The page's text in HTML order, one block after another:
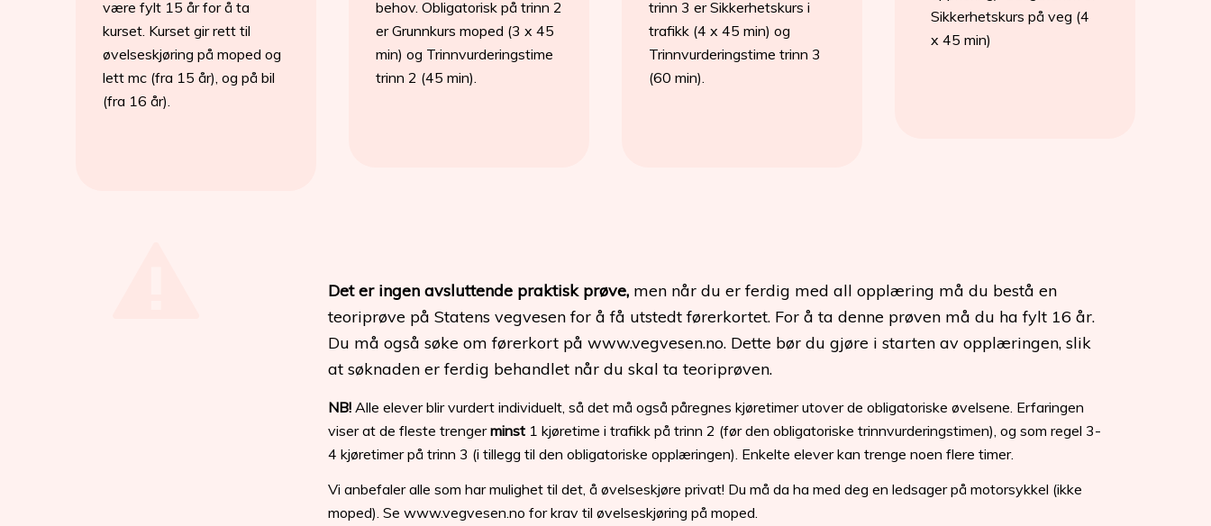
være fylt 15 år for å ta
kurset. Kurset gir rett til
øvelseskjøring på moped og
lett mc (fra 15 år), og på bil
(fra 16 år).
behov. Obligatorisk på trinn 2
er Grunnkurs moped (3 x 45
min) og Trinnvurderingstime
trinn 2 (45 min).
trinn 3 er Sikkerhetskurs i
trafikk (4 x 45 min) og
Trinnvurderingstime trinn 3
(60 min).
Sikkerhetskurs på veg (4
x 45 min)
Det er ingen avsluttende praktisk prøve,men når du er ferdig med all opplæring må du bestå en
teoriprøve på Statens vegvesen for å få utstedt førerkortet. For å ta denne prøven må du ha fylt 16 år.
Du må også søke om førerkort på www.vegvesen.no. Dette bør du gjøre i starten av opplæringen, slik
at søknaden er ferdig behandlet når du skal ta teoriprøven.
​NB!Alle elever blir vurdert individuelt, så det må også påregnes kjøretimer utover de obligatoriske øvelsene. Erfaringen
viser at de fleste trengerminst1 kjøretime i trafikk på trinn 2 (før den obligatoriske trinnvurderingstimen), og som regel 3-
4 kjøretimer på trinn 3 (i tillegg til den obligatoriske opplæringen). Enkelte elever kan trenge noen flere timer.
Vi anbefaler alle som har mulighet til det, å øvelseskjøre privat! Du må da ha med deg en ledsager på motorsykkel (ikke
moped). Se www.vegvesen.no for krav til øvelseskjøring på moped.